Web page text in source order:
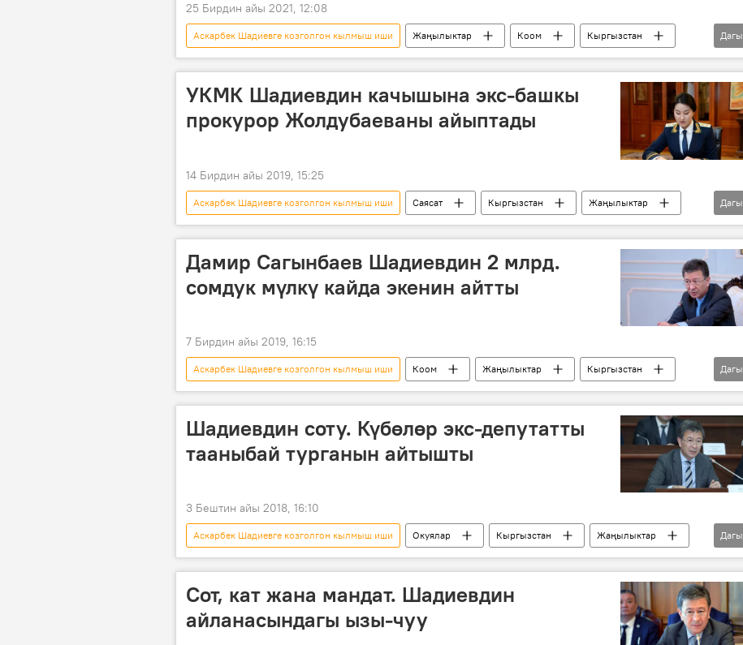
25 Бирдин айы 2021, 12:08
Аскарбек Шадиевге козголгон кылмыш иши Жаңылыктар Коом
Кыргызстан
Аскарбек Шадиев
УКМК өтүнүч АКШ элчилик
Дагы
УКМК Шадиевдин качышына экс-башкы
прокурор Жолдубаеваны айыптады
14 Бирдин айы 2019, 15:25
Аскарбек Шадиевге козголгон кылмыш иши Саясат Кыргызстан
Жаңылыктар
Жогорку Кеңеш
Аскарбек Шадиев УКМК Башкы прокуратура
Дагы
Дамир Сагынбаев Шадиевдин 2 млрд.
сомдук мүлкү кайда экенин айтты
7 Бирдин айы 2019, 16:15
Аскарбек Шадиевге козголгон кылмыш иши Коом Жаңылыктар
Кыргызстан
Аскарбек Шадиев
мүлк конфискация
Дагы
Шадиевдин соту. Күбөлөр экс-депутатты
тааныбай турганын айтышты
3 Бештин айы 2018, 16:10
Аскарбек Шадиевге козголгон кылмыш иши Окуялар Кыргызстан
Жаңылыктар
Бишкек
Аскарбек Шадиев сот кылмыш иши күбө көрсөтмө
Дагы
Сот, кат жана мандат. Шадиевдин
айланасындагы ызы-чуу